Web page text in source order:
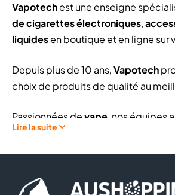
Vapotechest une enseigne
de cigarettes électroniques,
liquidesen boutique et en ligne sur
Depuis plus de 10 ans,Vapotech
choix de produits de qualité au
Passionnées devape , nos équipes
conseillent tout profil de vapoteurs,
Lire la suite